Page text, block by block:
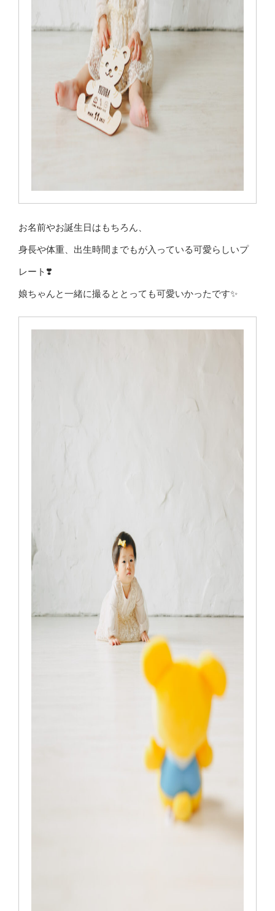
お名前やお誕生日はもちろん、
身長や体重、出生時間までもが入っている可愛らしいプ
レート❣️
娘ちゃんと一緒に撮るととっても可愛いかったです✨